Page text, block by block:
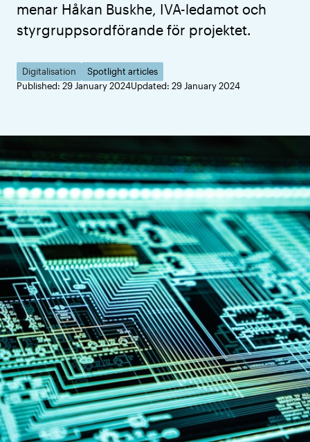
menar Håkan Buskhe, IVA-ledamot och
styrgruppsordförande för projektet.
Digitalisation
Spotlight articles
Published: 29 January 2024Updated: 29 January 2024
– Vi ser nu att några av IVAs förslag håller på att
bli verklighet. Den 7 februari invigs Sveriges nya
cybercampus som ska bli ett nationellt
samarbete mellan flera universitet,
forskningsinstitut, myndigheter och företag över
hela Sverige. Att man genom detta kraftsamlar
tror jag kommer bli oerhört betydelsefullt för
Sveriges cybersäkerhet, men mer behöver